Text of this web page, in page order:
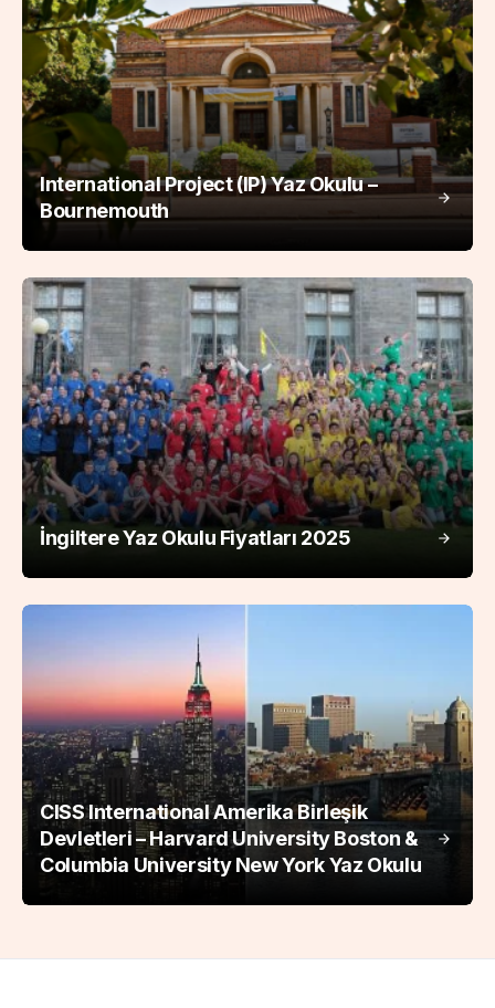
International Project (IP) Yaz Okulu –
Bournemouth
İngiltere Yaz Okulu Fiyatları 2025
CISS International Amerika Birleşik
Devletleri – Harvard University Boston &
Columbia University New York Yaz Okulu